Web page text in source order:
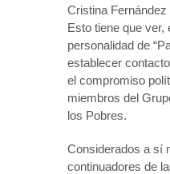
Cristina Fernández
Esto tiene que ver,
personalidad de
establecer
el compromiso
miembros del
los Pobres.
Considerados a sí
continuadores de